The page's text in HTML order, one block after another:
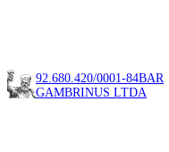
92.680.420/0001-84BAR
GAMBRINUS LTDA